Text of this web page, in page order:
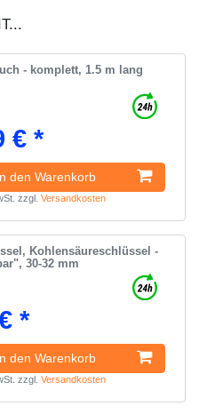
- komplett, 1.5 m lang
€ *
den Warenkorb
zzgl.Versandkosten
Kohlensäureschlüssel -
30-32 mm
*
den Warenkorb
zzgl.Versandkosten